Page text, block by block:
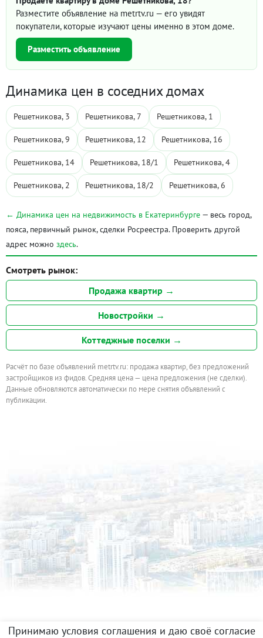
Разместите объявление на metrtv.ru — его увидят
покупатели, которые изучают цены именно в этом доме.
Разместить объявление
Динамика цен в соседних домах
Решетникова, 3 Решетникова, 7 Решетникова, 1
Решетникова, 9 Решетникова, 12 Решетникова, 16
Решетникова, 14 Решетникова, 18/1 Решетникова, 4
Решетникова, 2 Решетникова, 18/2 Решетникова, 6
← Динамика цен на недвижимость в Екатеринбурге — весь город,
пояса, первичный рынок, сделки Росреестра. Проверить другой
адрес можно здесь.
Смотреть рынок:
Продажа квартир →
Новостройки →
Коттеджные поселки →
Расчёт по базе объявлений metrtv.ru: продажа квартир, без предложений
застройщиков из фидов. Средняя цена — цена предложения (не сделки).
Данные обновляются автоматически по мере снятия объявлений с
публикации.
Принимаю условия соглашения и даю своё согласие